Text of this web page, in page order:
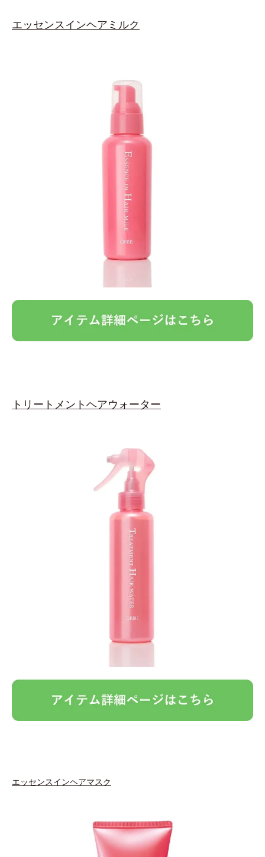
エッセンスインヘアミルク
トリートメントヘアウォーター
エッセンスインヘアマスク